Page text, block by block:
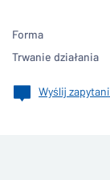
Forma
Trwanie działania
Wyślij